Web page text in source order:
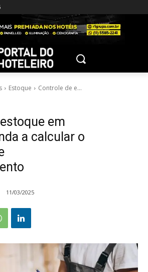
Estoque Controle de e...
em
a calcular o
11/03/2025